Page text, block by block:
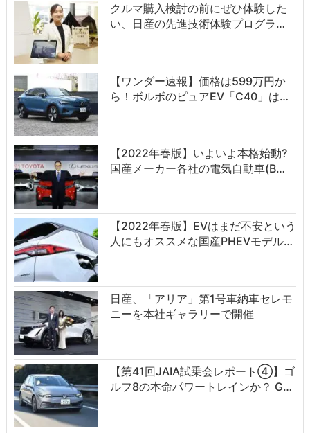
クルマ購入検討の前にぜひ体験した
い、日産の先進技術体験プログラ…
【ワンダー速報】価格は599万円か
ら！ボルボのピュアEV「C40」は…
【2022年春版】いよいよ本格始動?
国産メーカー各社の電気自動車(B…
【2022年春版】EVはまだ不安という
人にもオススメな国産PHEVモデル…
日産、「アリア」第1号車納車セレモ
ニーを本社ギャラリーで開催
【第41回JAIA試乗会レポート④】ゴ
ルフ8の本命パワートレインか？ G…